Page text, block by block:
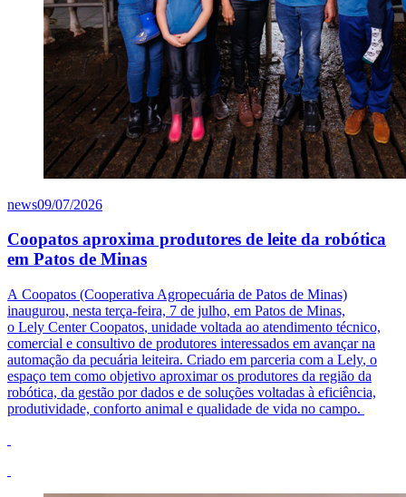
news09/07/2026
Coopatos aproxima produtores de leite da robótica
em Patos de Minas
A Coopatos (Cooperativa Agropecuária de Patos de Minas)
inaugurou, nesta terça-feira, 7 de julho, em Patos de Minas,
o Lely CenterCoopatos, unidade voltada ao atendimento técnico,
comercial e consultivo de produtores interessados em avançar na
automação da pecuária leiteira. Criado em parceria com a Lely, o
espaço tem como objetivo aproximar os produtores da região da
robótica, da gestão por dados e de soluções voltadas à eficiência,
produtividade, conforto animal e qualidade de vida no campo.